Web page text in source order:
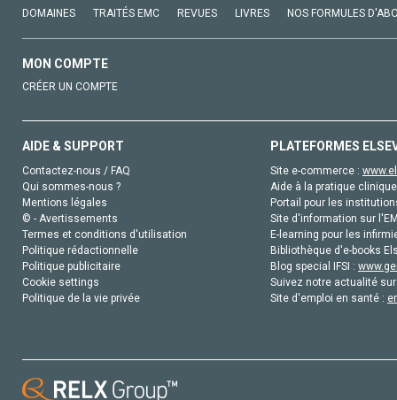
DOMAINES TRAITÉS EMC REVUES LIVRES NOS FORMULES
MON COMPTE
CRÉER UN COMPTE
AIDE & SUPPORT
Contactez-nous / FAQ
Qui sommes-nous ?
Mentions légales
© - Avertissements
Termes et conditions d'utilisation
Politique rédactionnelle
Politique publicitaire
Cookie settings
Politique de la vie privée
PLATEFORMES
Site e-commerce :
Aide à la pratique
Portail pour les
Site d'information sur
E-learning pour les
Bibliothèque d'e-books
Blog special IFSI :
Suivez notre actualité
Site d'emploi en santé :